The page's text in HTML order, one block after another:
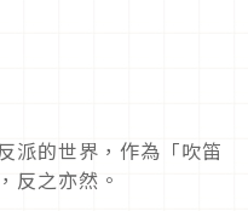
派的世界，作為「吹笛
反之亦然。